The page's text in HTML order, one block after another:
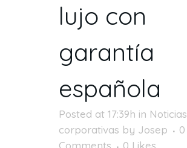
lujo con
garantía
española
Posted at 17:39h in Noticias
corporativas by Josep
0